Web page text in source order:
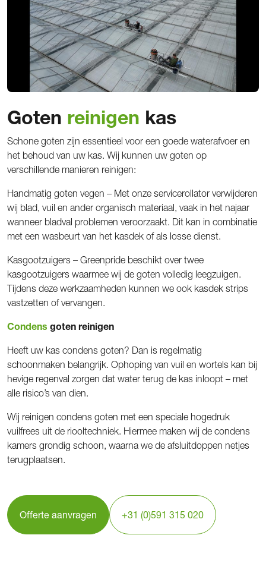
Goten reinigen kas
Schone goten zijn essentieel voor een goede waterafvoer en
het behoud van uw kas. Wij kunnen uw goten op
verschillende manieren reinigen:
Handmatig goten vegen – Met onze servicerollator verwijderen
wij blad, vuil en ander organisch materiaal, vaak in het najaar
wanneer bladval problemen veroorzaakt. Dit kan in combinatie
met een wasbeurt van het kasdek of als losse dienst.
Kasgootzuigers – Greenpride beschikt over twee
kasgootzuigers waarmee wij de goten volledig leegzuigen.
Tijdens deze werkzaamheden kunnen we ook kasdek strips
vastzetten of vervangen.
Condens goten reinigen
Heeft uw kas condens goten? Dan is regelmatig
schoonmaken belangrijk. Ophoping van vuil en wortels kan bij
hevige regenval zorgen dat water terug de kas inloopt – met
alle risico’s van dien.
Wij reinigen condens goten met een speciale hogedruk
vuilfrees uit de riooltechniek. Hiermee maken wij de condens
kamers grondig schoon, waarna we de afsluitdoppen netjes
terugplaatsen.
Offerte aanvragen +31 (0)591 315 020